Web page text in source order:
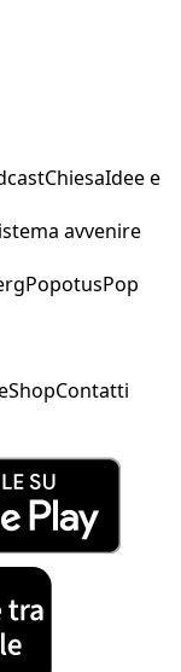
ChiesaIdee e
avvenire
PopotusPop
ShopContatti